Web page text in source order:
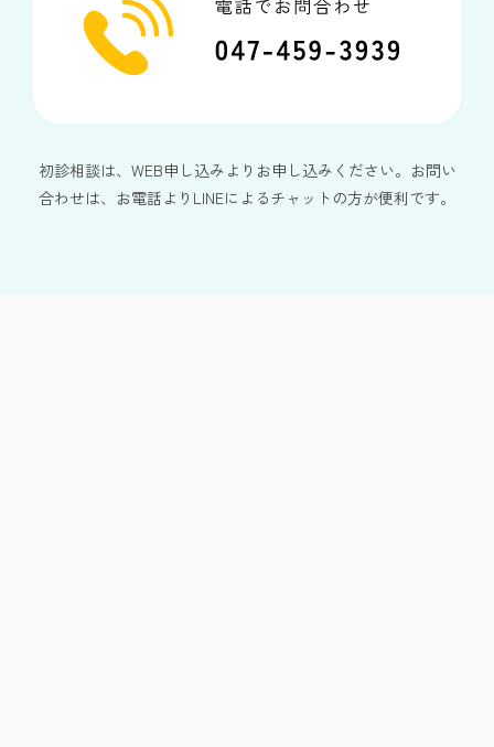
初診相談は、WEB申し込みよりお申し込みください。お問い
合わせは、お電話よりLINEによるチャットの方が便利です。